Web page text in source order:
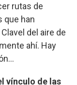
rutas de
que han
del aire de
ahí. Hay
vínculo de las